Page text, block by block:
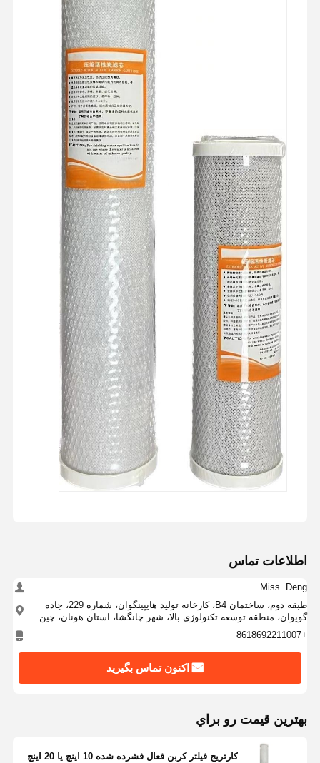
سیستم آب فوق خالص آزمایشگاهی
سیستم آب RO فوق العاده خالص
سیستم تصفیه آب صنعتی
ماشین آب دیونیزه
مواد مصرفی برای تصفیه آب
لوازم جانبی سیستم تصفیه آب
اطلاعات تماس
Miss. Deng
طبقه دوم، ساختمان B4، کارخانه تولید هایپینگوان، شماره 229، جاده
گویوان، منطقه توسعه تکنولوژی بالا، شهر چانگشا، استان هونان، چین.
+8618692211007
اکنون تماس بگیرید
بهترين قيمت رو براي
کارتریج فیلتر کربن فعال فشرده شده 10 اینچ یا 20 اینچ